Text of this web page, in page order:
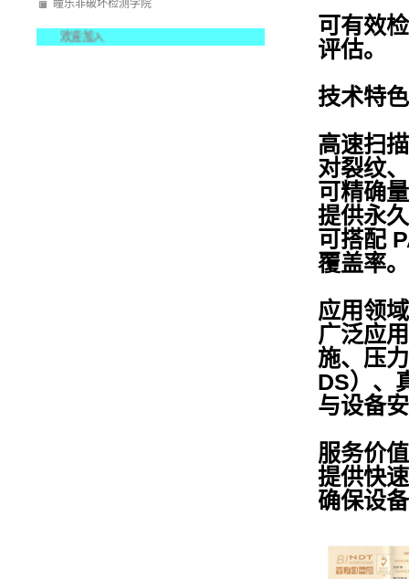
可有效
评估。
技术特
高速扫
对裂纹
可精确
提供永
可搭配
覆盖率。
应用领
广泛应
施、压
DS）、
与设备
服务价
提供快
确保设
瞳乐非破坏检测学院
欢迎加入